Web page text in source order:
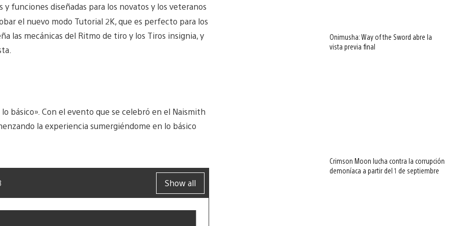
funciones diseñadas para los novatos y los veteranos
el nuevo modo Tutorial 2K, que es perfecto para los
las mecánicas del Ritmo de tiro y los Tiros insignia, y
básico». Con el evento que se celebró en el Naismith
la experiencia sumergiéndome en lo básico
Show all
Onimusha: Way of the Sword abre la
vista previa final
Crimson Moon lucha contra la corrupción
demoníaca a partir del 1 de septiembre